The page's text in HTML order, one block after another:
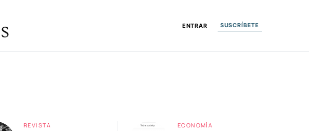
ENTRAR SUSCRÍBETE
REVISTA ECONOMÍA